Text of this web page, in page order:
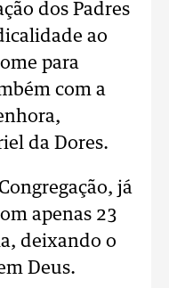
dos Padres
ao
para
com a
da Dores.
já
apenas 23
deixando o
Deus.